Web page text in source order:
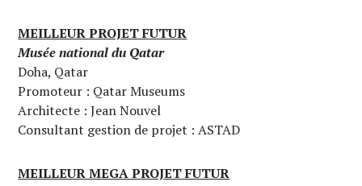
MEILLEUR PROJET FUTUR
Musée national du Qatar
Doha, Qatar
Promoteur : Qatar Museums
Architecte : Jean Nouvel
Consultant gestion de projet : ASTAD
MEILLEUR MEGA PROJET FUTUR